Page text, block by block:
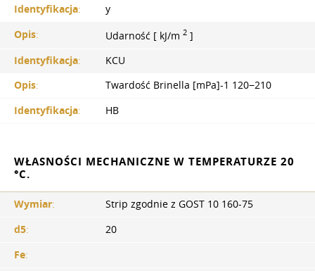
Identyfikacja:
y
Opis: Udarność [ kJ/m 2 ]
Identyfikacja:
KCU
Opis:
Twardość Brinella [mPa]-1 120−210
Identyfikacja: HB
WŁASNOŚCI MECHANICZNE W TEMPERATURZE 20
°C.
Wymiar:
Strip zgodnie z GOST 10 160-75
d5:
20
Fe: